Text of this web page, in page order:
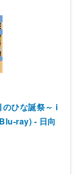
ひな誕祭～ i
ray) - 日向